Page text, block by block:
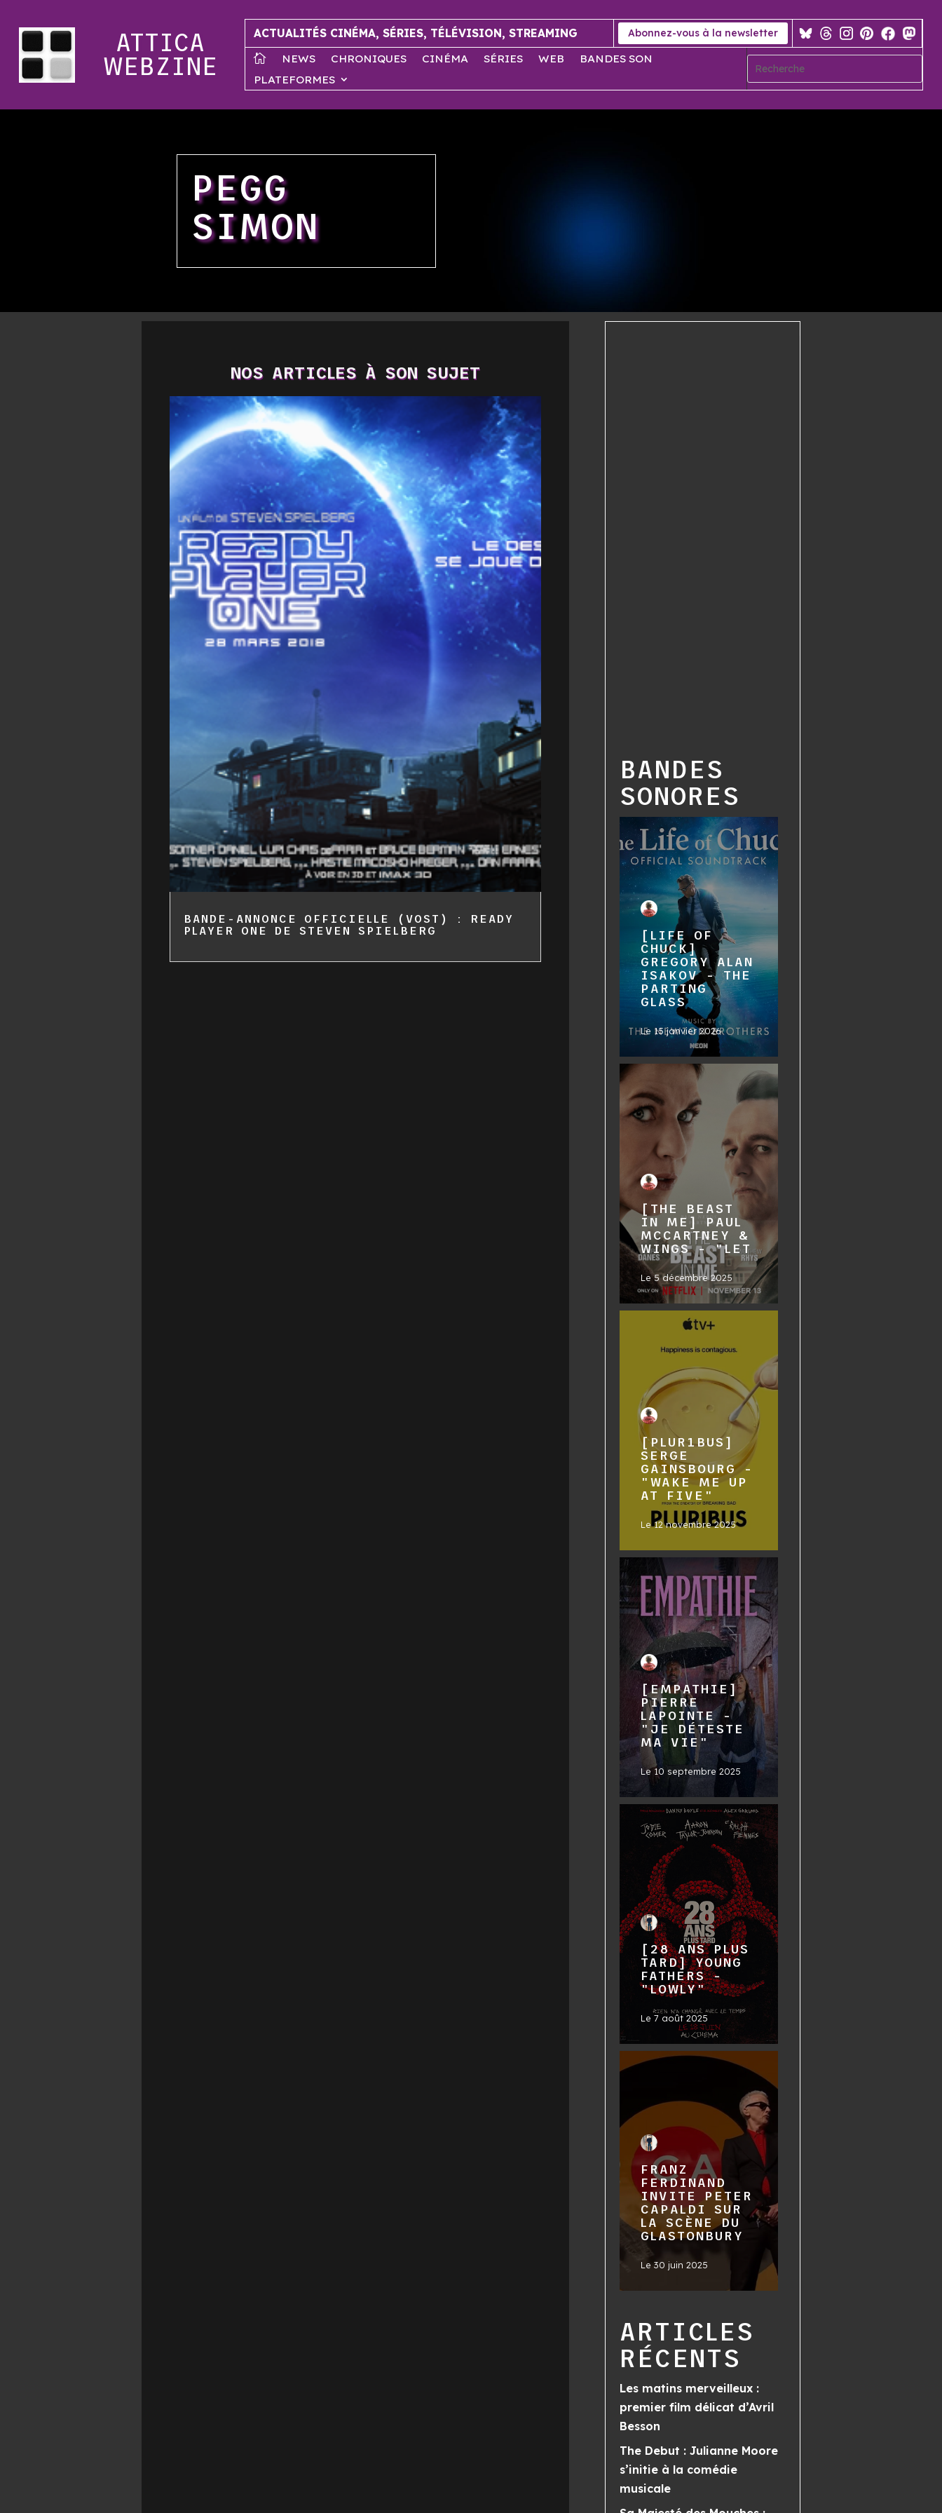
ATTICA
WEBZINE
ACTUALITÉS CINÉMA, SÉRIES, TÉLÉVISION, STREAMING Abonnez-vous à la newsletter
 NEWS CHRONIQUES CINÉMA SÉRIES WEB
BANDES SON
PLATEFORMES
PEGG
SIMON
NOS ARTICLES À SON SUJET
BANDE-ANNONCE OFFICIELLE (VOST) : READY
PLAYER ONE DE STEVEN SPIELBERG
BANDES
SONORES
[LIFE OF
CHUCK]
GREGORY ALAN
ISAKOV - THE
PARTING
GLASS
Le 15 janvier 2026
[THE BEAST
IN ME] PAUL
MCCARTNEY &
WINGS - "LET
Le5 décembre 2025
[PLUR1BUS]
SERGE
GAINSBOURG -
"WAKE ME UP
AT FIVE"
Le12 novembre 2025
[EMPATHIE]
PIERRE
LAPOINTE -
"JE DÉTESTE
MA VIE"
Le10 septembre 2025
[28 ANS PLUS
TARD] YOUNG
FATHERS -
"LOWLY"
Le7 août 2025
FRANZ
FERDINAND
INVITE PETER
CAPALDI SUR
LA SCÈNE DU
GLASTONBURY
Le30 juin 2025
ARTICLES
RÉCENTS
Les matins merveilleux :
premier film délicat d’Avril
Besson
The Debut : Julianne Moore
s’initie à la comédie
musicale